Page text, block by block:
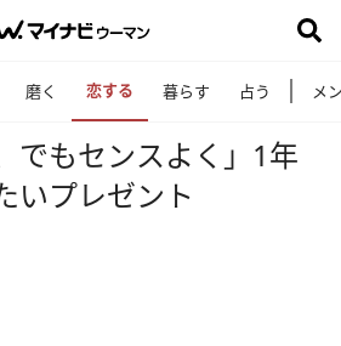
磨く 恋する 暮らす 占う メ
でもセンスよく」1年
いプレゼント